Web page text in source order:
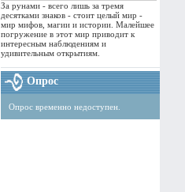
За рунами - всего лишь за тремя
десятками знаков - стоит целый мир -
мир мифов, магии и истории. Малейшее
погружение в этот мир приводит к
интересным наблюдениям и
удивительным открытиям.
Опрос
Опрос временно недоступен.